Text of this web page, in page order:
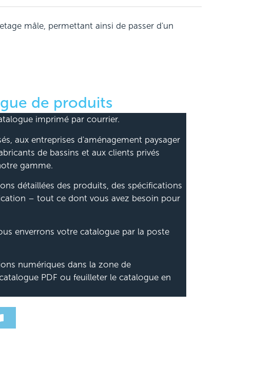
mâle, permettant ainsi de passer d'un
de produits
imprimé par courrier.
aux entreprises d'aménagement paysager
de bassins et aux clients privés
gamme.
détaillées des produits, des spécifications
– tout ce dont vous avez besoin pour
enverrons votre catalogue par la poste
numériques dans la zone de
PDF ou feuilleter le catalogue en